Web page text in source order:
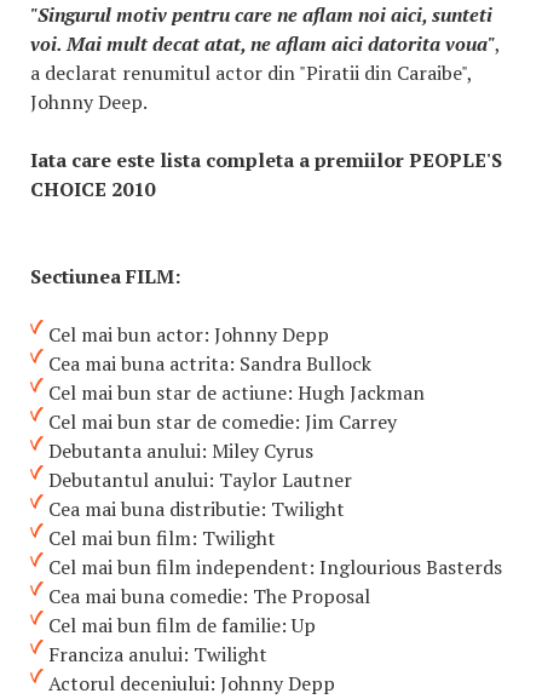
"Singurul motiv pentru care ne aflam noi aici, sunteti
voi. Mai mult decat atat, ne aflam aici datorita voua",
a declarat renumitul actor din "Piratii din Caraibe",
Johnny Deep.
Iata care este lista completa a premiilor PEOPLE'S
CHOICE 2010
Sectiunea FILM:
Cel mai bun actor: Johnny Depp
Cea mai buna actrita: Sandra Bullock
Cel mai bun star de actiune: Hugh Jackman
Cel mai bun star de comedie: Jim Carrey
Debutanta anului: Miley Cyrus
Debutantul anului: Taylor Lautner
Cea mai buna distributie: Twilight
Cel mai bun film: Twilight
Cel mai bun film independent: Inglourious Basterds
Cea mai buna comedie: The Proposal
Cel mai bun film de familie: Up
Franciza anului: Twilight
Actorul deceniului: Johnny Depp